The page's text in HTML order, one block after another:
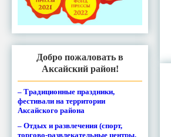
Добро пожаловать в
Аксайский район!
– Традиционные праздники,
фестивали на территории
Аксайского района
– Отдых и развлечения (спорт,
торгово-развлекательные центры,